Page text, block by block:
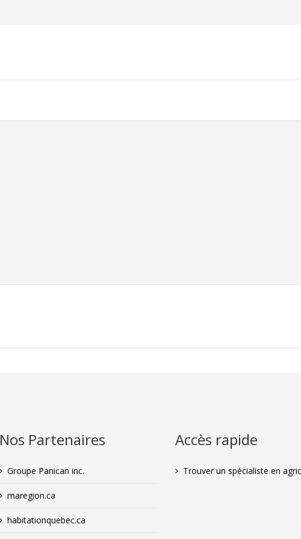
Nos Partenaires
Groupe Panican inc.
maregion.ca
habitationquebec.ca
Accès rapide
Trouver un spécialiste en